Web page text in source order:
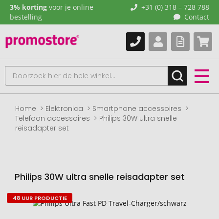
3% korting voor je online
bestelling
+31 (0) 318 – 728 788
Contact
Home Elektronica
Smartphone accessoires
Telefoon accessoires
Philips 30W ultra snelle
reisadapter set
Philips 30W ultra snelle reisadapter set
Naar
48 UUR PRODUCTIE